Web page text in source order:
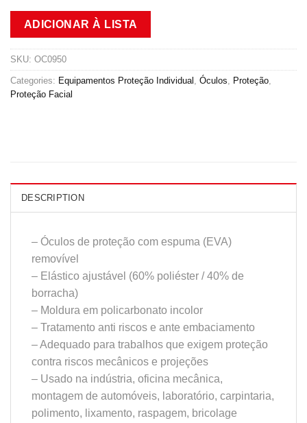
ADICIONAR À LISTA
SKU: OC0950
Categories: Equipamentos Proteção Individual Óculos Proteção
Proteção Facial
DESCRIPTION
– Óculos de proteção com espuma (EVA)
removível
– Elástico ajustável (60% poliéster / 40% de
borracha)
– Moldura em policarbonato incolor
– Tratamento anti riscos e ante embaciamento
– Adequado para trabalhos que exigem proteção
contra riscos mecânicos e projeções
– Usado na indústria, oficina mecânica,
montagem de automóveis, laboratório, carpintaria,
polimento, lixamento, raspagem, bricolage